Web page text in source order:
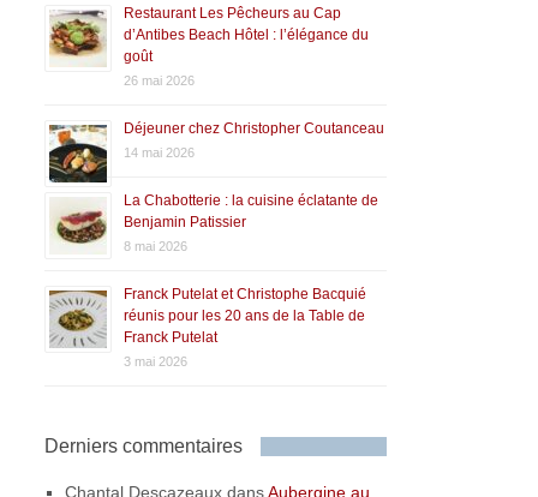
Restaurant Les Pêcheurs au Cap
d’Antibes Beach Hôtel : l’élégance du
goût
26 mai 2026
Déjeuner chez Christopher Coutanceau
14 mai 2026
La Chabotterie : la cuisine éclatante de
Benjamin Patissier
8 mai 2026
Franck Putelat et Christophe Bacquié
réunis pour les 20 ans de la Table de
Franck Putelat
3 mai 2026
Derniers commentaires
Chantal Descazeaux dansAubergine au